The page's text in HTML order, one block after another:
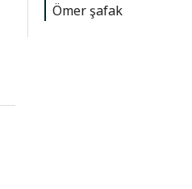
Ömer şafak